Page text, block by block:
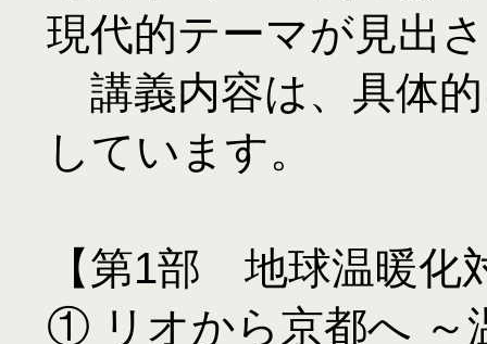
現代的テーマが見出
講義内容は、具体
しています。
【第1部　地球温暖
① リオから京都へ ～